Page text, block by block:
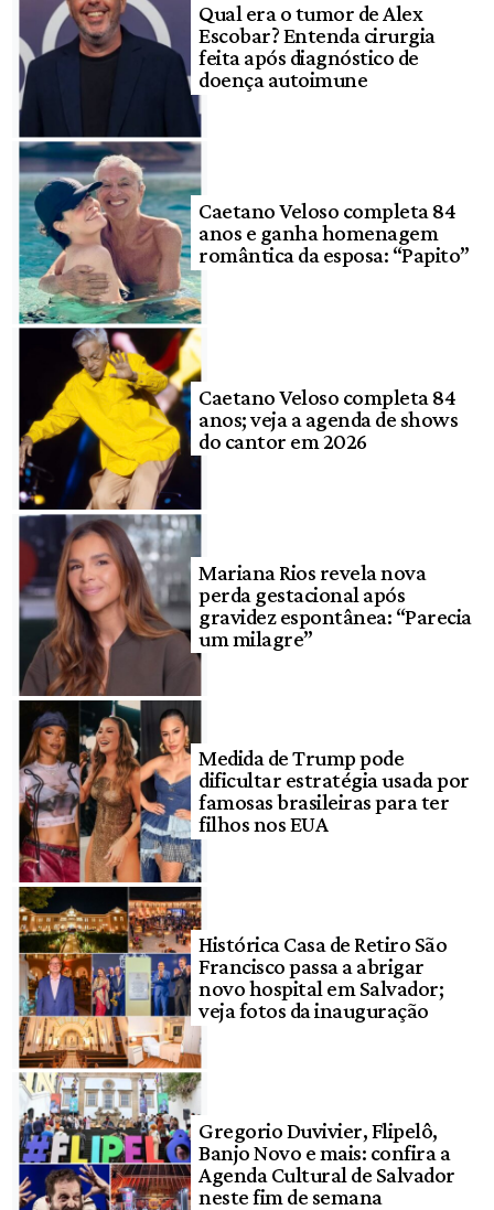
Qual era o tumor de Alex
Escobar? Entenda cirurgia
feita após diagnóstico de
doença autoimune
Caetano Veloso completa 84
anos e ganha homenagem
romântica da esposa: “Papito”
Caetano Veloso completa 84
anos; veja a agenda de shows
do cantor em 2026
Mariana Rios revela nova
perda gestacional após
gravidez espontânea: “Parecia
um milagre”
Medida de Trump pode
dificultar estratégia usada por
famosas brasileiras para ter
filhos nos EUA
Histórica Casa de Retiro São
Francisco passa a abrigar
novo hospital em Salvador;
veja fotos da inauguração
Gregorio Duvivier, Flipelô,
Banjo Novo e mais: confira a
Agenda Cultural de Salvador
neste fim de semana